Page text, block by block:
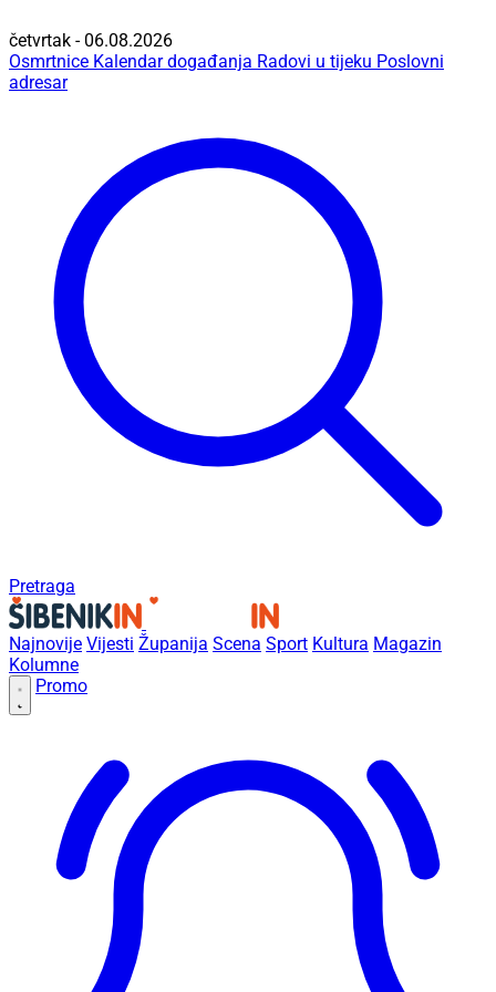
četvrtak - 06.08.2026
Osmrtnice Kalendar događanja Radovi u tijeku Poslovni
adresar
Pretraga
Najnovije Vijesti Županija Scena Sport Kultura Magazin
Kolumne
Promo